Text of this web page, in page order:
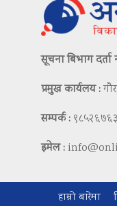
सूचना बिभाग दर्ता
प्रमुख कार्यलय :
सम्पर्क :
इमेल :
हाम्रो बारेमा